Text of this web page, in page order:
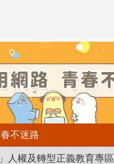
不迷路
人權及轉型正義教育專區